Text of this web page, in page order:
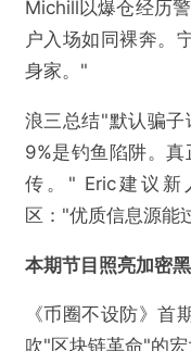
不实信息
Michill以爆仓经历
户入场如同裸奔。
身家。"
浪三总结"默认骗
9%是钓鱼陷阱。
传。" Eric建议新
区："优质信息源能
本期节目照亮加密
《币圈不设防》首
吹"区块链革命"的